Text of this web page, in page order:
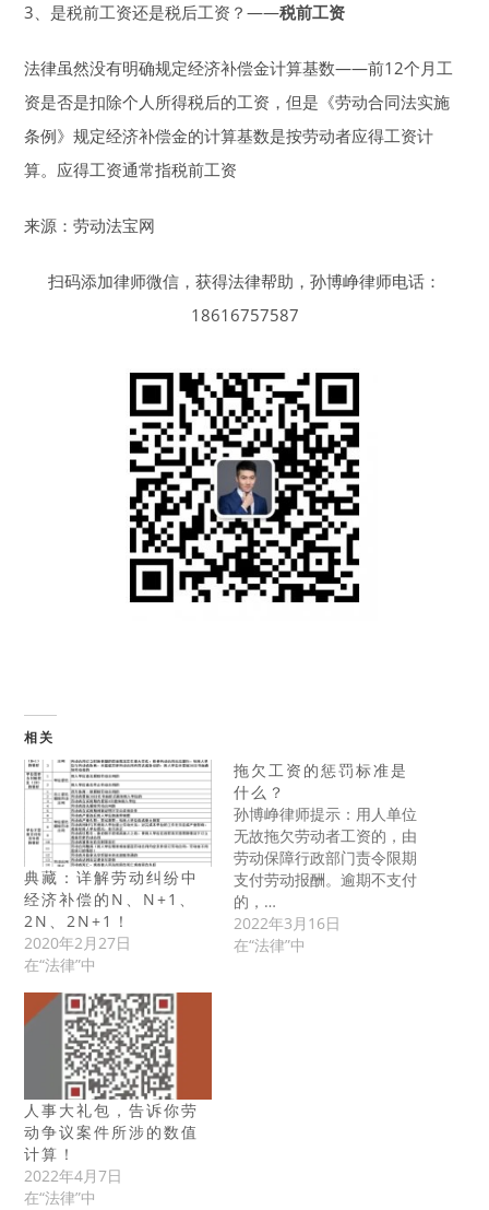
3、是税前工资还是税后工资？——税前工资
法律虽然没有明确规定经济补偿金计算基数——前12个月工
资是否是扣除个人所得税后的工资，但是《劳动合同法实施
条例》规定经济补偿金的计算基数是按劳动者应得工资计
算。应得工资通常指税前工资
来源：劳动法宝网
扫码添加律师微信，获得法律帮助，孙博峥律师电话：
18616757587
相关
典藏：详解劳动纠纷中
经济补偿的N、N+1、
2N、2N+1！
2020年2月27日
在“法律”中
拖欠工资的惩罚标准是
什么？
孙博峥律师提示：用人单位
无故拖欠劳动者工资的，由
劳动保障行政部门责令限期
支付劳动报酬。逾期不支付
的，…
2022年3月16日
在“法律”中
人事大礼包，告诉你劳
动争议案件所涉的数值
计算！
2022年4月7日
在“法律”中